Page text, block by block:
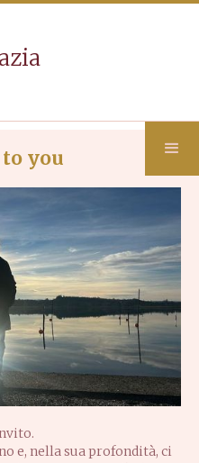
you
e, nella sua profondità, ci